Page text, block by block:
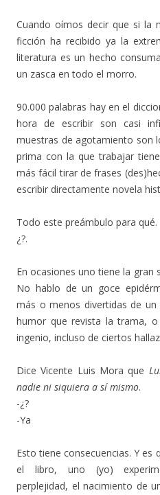
Cuando oímos decir que si la
ficción ha recibido ya la
literatura es un hecho
un zasca en todo el morro.
90.000 palabras hay en el
hora de escribir son casi
muestras de agotamiento son
prima con la que trabajar
más fácil tirar de frases
escribir directamente novela
Todo este preámbulo para qué.
¿?.
En ocasiones uno tiene la gran
No hablo de un goce
más o menos divertidas de
humor que revista la trama,
ingenio, incluso de ciertos
Dice Vicente Luis Mora que
nadie ni siquiera a sí mismo.
-¿?
-Ya
Esto tiene consecuencias. Y es
el libro, uno (yo)
perplejidad, el nacimiento de